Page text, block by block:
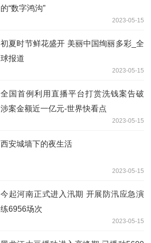
的“数字鸿沟”
2023-05-15
初夏时节鲜花盛开 美丽中国绚丽多彩_全
球报道
2023-05-15
全国首例利用直播平台打赏洗钱案告破
涉案金额近一亿元-世界快看点
2023-05-15
西安城墙下的夜生活
2023-05-15
今起河南正式进入汛期 开展防汛应急演
练6956场次
2023-05-15